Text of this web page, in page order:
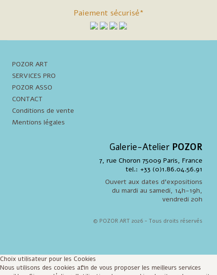
Paiement sécurisé*
POZOR ART
SERVICES PRO
POZOR ASSO
CONTACT
Conditions de vente
Mentions légales
Galerie-Atelier POZOR
7, rue Choron 75009 Paris, France
tel.: +33 (0)1.86.04.56.91
Ouvert aux dates d'expositions
du mardi au samedi, 14h-19h,
vendredi 20h
© POZOR ART 2026 - Tous droits réservés
Choix utilisateur pour les Cookies
Nous utilisons des cookies afin de vous proposer les meilleurs services